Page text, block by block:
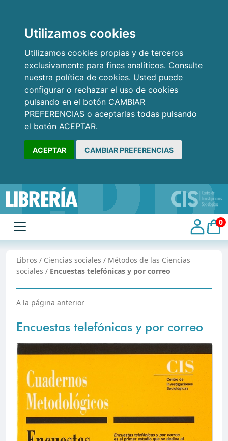
Utilizamos cookies
Utilizamos cookies propias y de terceros
exclusivamente para fines analíticos. Consulte
nuestra política de cookies. Usted puede
configurar o rechazar el uso de cookies
pulsando en el botón CAMBIAR
PREFERENCIAS o aceptarlas todas pulsando
el botón ACEPTAR.
ACEPTAR CAMBIAR PREFERENCIAS
0
Libros / Ciencias sociales / Métodos de las Ciencias
sociales / Encuestas telefónicas y por correo
A la página anterior
Encuestas telefónicas y por correo